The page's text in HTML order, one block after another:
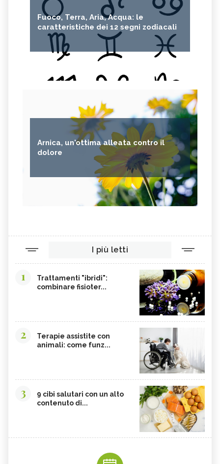
Fuoco, Terra, Aria, Acqua: le
caratteristiche dei 12 segni zodiacali
Arnica, un'ottima alleata contro il
dolore
I più letti
1
Trattamenti "ibridi":
combinare fisioter...
2
Terapie assistite con
animali: come funz...
3
9 cibi salutari con un alto
contenuto di...